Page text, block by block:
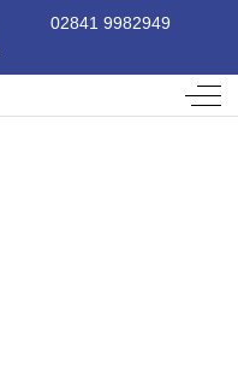
02841 9982949
Off-